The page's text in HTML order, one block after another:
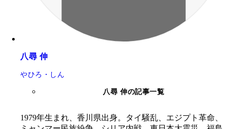
八尋 伸
やひろ・しん
八尋 伸の記事一覧
1979年生まれ、香川県出身。タイ騒乱、エジプト革命、